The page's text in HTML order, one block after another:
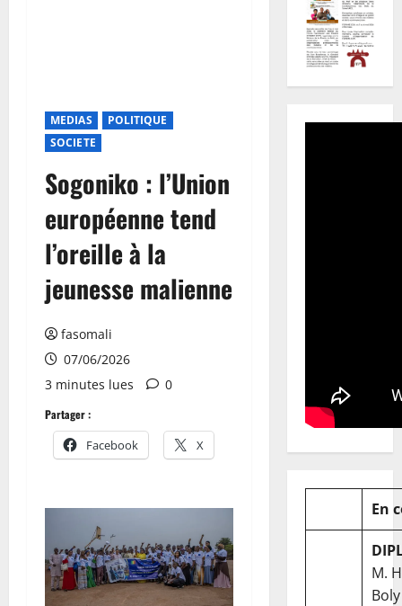
MEDIAS
POLITIQUE
SOCIETE
Sogoniko : l’Union
européenne tend
l’oreille à la
jeunesse malienne
fasomali
07/06/2026
3 minutes lues
0
Partager :
Facebook X
En
M.
Boly